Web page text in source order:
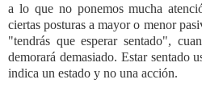
a lo que no ponemos mucha
ciertas posturas a mayor o menor
"tendrás que esperar sentado",
demorará demasiado. Estar sentado
indica un estado y no una acción.